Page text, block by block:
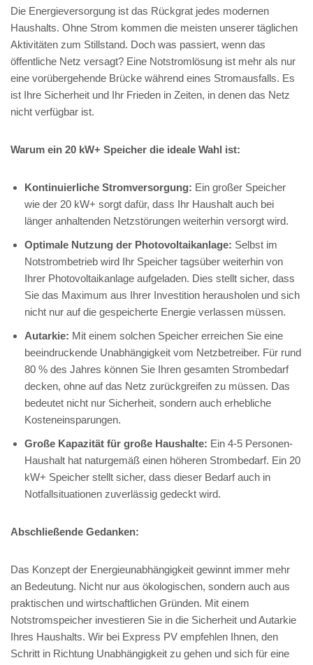
Die Energieversorgung ist das Rückgrat jedes modernen
Haushalts. Ohne Strom kommen die meisten unserer täglichen
Aktivitäten zum Stillstand. Doch was passiert, wenn das
öffentliche Netz versagt? Eine Notstromlösung ist mehr als nur
eine vorübergehende Brücke während eines Stromausfalls. Es
ist Ihre Sicherheit und Ihr Frieden in Zeiten, in denen das Netz
nicht verfügbar ist.
Warum ein 20 kW+ Speicher die ideale Wahl ist:
Kontinuierliche Stromversorgung: Ein großer Speicher
wie der 20 kW+ sorgt dafür, dass Ihr Haushalt auch bei
länger anhaltenden Netzstörungen weiterhin versorgt wird.
Optimale Nutzung der Photovoltaikanlage: Selbst im
Notstrombetrieb wird Ihr Speicher tagsüber weiterhin von
Ihrer Photovoltaikanlage aufgeladen. Dies stellt sicher, dass
Sie das Maximum aus Ihrer Investition herausholen und sich
nicht nur auf die gespeicherte Energie verlassen müssen.
Autarkie: Mit einem solchen Speicher erreichen Sie eine
beeindruckende Unabhängigkeit vom Netzbetreiber. Für rund
80 % des Jahres können Sie Ihren gesamten Strombedarf
decken, ohne auf das Netz zurückgreifen zu müssen. Das
bedeutet nicht nur Sicherheit, sondern auch erhebliche
Kosteneinsparungen.
Große Kapazität für große Haushalte: Ein 4-5 Personen-
Haushalt hat naturgemäß einen höheren Strombedarf. Ein 20
kW+ Speicher stellt sicher, dass dieser Bedarf auch in
Notfallsituationen zuverlässig gedeckt wird.
Abschließende Gedanken:
Das Konzept der Energieunabhängigkeit gewinnt immer mehr
an Bedeutung. Nicht nur aus ökologischen, sondern auch aus
praktischen und wirtschaftlichen Gründen. Mit einem
Notstromspeicher investieren Sie in die Sicherheit und Autarkie
Ihres Haushalts. Wir bei Express PV empfehlen Ihnen, den
Schritt in Richtung Unabhängigkeit zu gehen und sich für eine